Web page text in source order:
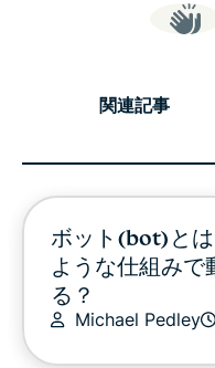
関連記事
ボット(bot)と
ような仕組みで
る？
Michael Pedley